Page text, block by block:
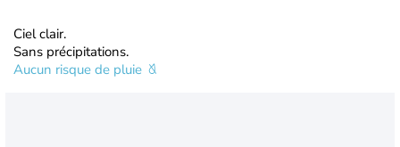
Ciel clair.
Sans précipitations.
Aucun risque de pluie